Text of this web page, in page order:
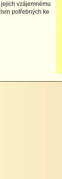
vzájemnému
potřebných ke